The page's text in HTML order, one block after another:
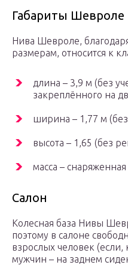
Габариты Шевроле
Нива Шевроле,
размерам, относится к
длина – 3,9 м (без
закреплённого на
ширина – 1,77 м
высота – 1,65 (без
масса –
Салон
Колесная база Нивы
поэтому в салоне
взрослых человек (если,
мужчин – на заднем